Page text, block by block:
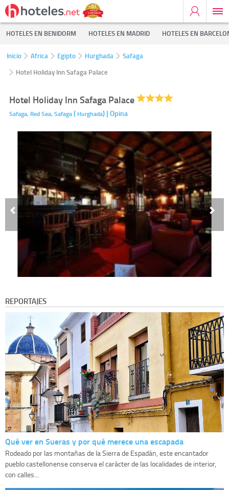
HOTELES EN BENIDORM HOTELES EN MADRID HOTELES EN
Inicio Africa Egipto Hurghada
Safaga
Hotel Holiday Inn Safaga Palace
Hotel Holiday Inn Safaga Palace
Safaga, Red Sea,Safaga( Hurghada) | Opina
REPORTAJES
Qué ver en Sueras y por qué merece una escapada
Rodeado por las montañas de la Sierra de Espadán, este encantador
pueblo castellonense conserva el carácter de las localidades de interior,
con calles...